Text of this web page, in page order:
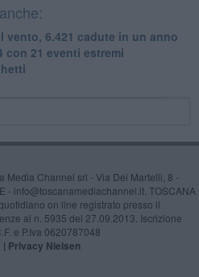
6.421 cadute in un anno
con 21 eventi estremi
Media Channel srl - Via Dei Martelli, 8 -
- info@toscanamediachannel.it. TOSCANA
on line registrato presso il
al n. 5935 del 27.09.2013. Iscrizione
e P.Iva 0620787048
| Privacy Nielsen